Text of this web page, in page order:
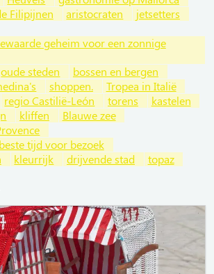
Filipijnen
aristocraten
jetsetters
geheim voor een zonnige
oude steden
bossen en bergen
shoppen.
Tropea in Italië
regio Castilië-León torens
kastelen
kliffen
Blauwe zee
tijd voor bezoek
kleurrijk drijvende stad topaz